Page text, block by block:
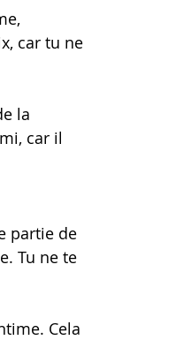
car tu ne
la
car il
partie de
Tu ne te
Cela